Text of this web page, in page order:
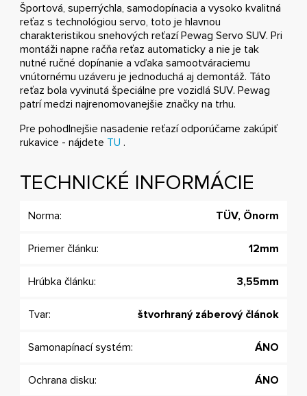
Športová, superrýchla, samodopínacia a vysoko kvalitná
reťaz s technológiou servo, toto je hlavnou
charakteristikou snehových reťazí Pewag Servo SUV. Pri
montáži napne račňa reťaz automaticky a nie je tak
nutné ručné dopínanie a vďaka samootváraciemu
vnútornému uzáveru je jednoduchá aj demontáž. Táto
reťaz bola vyvinutá špeciálne pre vozidlá SUV. Pewag
patrí medzi najrenomovanejšie značky na trhu.
Pre pohodlnejšie nasadenie reťazí odporúčame zakúpiť
rukavice - nájdete TU .
TECHNICKÉ INFORMÁCIE
Norma: TÜV, Önorm
Priemer článku: 12mm
Hrúbka článku: 3,55mm
Tvar: štvorhraný záberový článok
Samonapínací systém: ÁNO
Ochrana disku: ÁNO